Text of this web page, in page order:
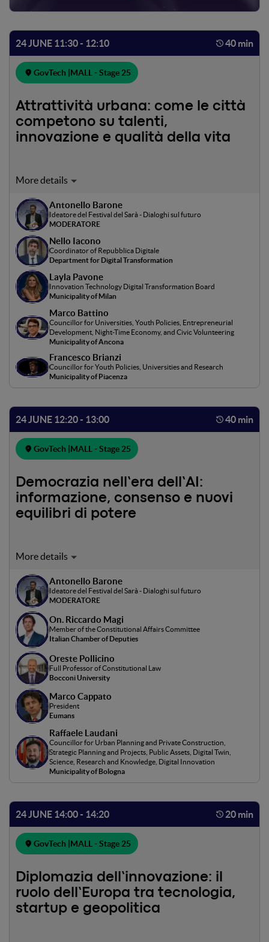
24 JUNE 11:30 - 12:10 40 min
GovTech | MALL - Stage 25
Attrattività urbana: come le città
competono su talenti,
innovazione e qualità della vita
Le città sono oggi al centro di una competizione crescente
sviluppo. In questo scenario, l’innovazione urbana si
intreccia con qualità della vita, servizi, politiche giovanili e
modelli di sviluppo economico, ridefinendo il ruolo delle
amministrazioni locali. Dalla valorizzazione degli
ecosistemi imprenditoriali all’economia della notte, fino al
marketing territoriale e alla trasformazione dei servizi, il
panel mette a confronto esperienze e strategie per
comprendere come le città stanno costruendo la propria
attrattività nel contesto contemporaneo.Modera:
Antonello Barone
Antonello Barone
Ideatore del Festival del Sarà - Dialoghi sul futuro
MODERATORE
Nello Iacono
Coordinator of Repubblica Digitale
Department for Digital Transformation
Layla Pavone
Innovation Technology Digital Transformation Board
Municipality of Milan
Marco Battino
Councillor for Universities, Youth Policies, Entrepreneurial
Development, Night-Time Economy, and Civic Volunteering
Municipality of Ancona
Francesco Brianzi
Councillor for Youth Policies, Universities and Research
Municipality of Piacenza
24 JUNE 12:20 - 13:00 40 min
GovTech | MALL - Stage 25
Democrazia nell’era dell’AI:
informazione, consenso e nuovi
equilibri di potere
L’evoluzione dell’intelligenza artificiale e delle piattaforme
democratici, incidendo sulla produzione e distribuzione
dell’informazione, sulla formazione del consenso e sugli
equilibri tra cittadini, istituzioni e attori privati. In un
contesto in cui dati, algoritmi e modelli predittivi
influenzano sempre più il dibattito pubblico, emergono
nuove sfide legate alla trasparenza, alla qualità
dell’informazione e alla tutela dei diritti fondamentali. Il
panel mette a confronto prospettive accademiche,
istituzionali e operative per analizzare i rischi e le
opportunità di questa trasformazione e riflettere sul
futuro della democrazia nell’era digitale.Modera:
Antonello Barone
Antonello Barone
Ideatore del Festival del Sarà - Dialoghi sul futuro
MODERATORE
On. Riccardo Magi
Member of the Constitutional Affairs Committee
Italian Chamber of Deputies
Oreste Pollicino
Full Professor of Constitutional Law
Bocconi University
Marco Cappato
President
Eumans
Raffaele Laudani
Councillor for Urban Planning and Private Construction,
Strategic Planning and Projects, Public Assets, Digital Twin,
Science, Research and Knowledge, Digital Innovation
Municipality of Bologna
24 JUNE 14:00 - 14:20 20 min
GovTech | MALL - Stage 25
Diplomazia dell’innovazione: il
ruolo dell’Europa tra tecnologia,
startup e geopolitica